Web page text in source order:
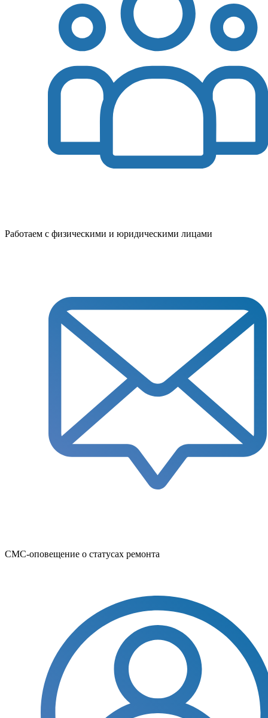
Работаем с физическими и юридическими лицами
СМС-оповещение о статусах ремонта